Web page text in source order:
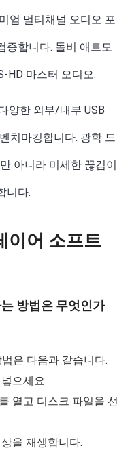
엄 멀티채널 오디오 포
증합니다. 돌비 애트모
HD 마스터 오디오.
양한 외부/내부 USB
치마킹합니다. 광학 드
아니라 미세한 끊김이
니다.
이어 소프트
방법은 무엇인가
은 다음과 같습니다.
으세요.
열고 디스크 파일을 선
을 재생합니다.